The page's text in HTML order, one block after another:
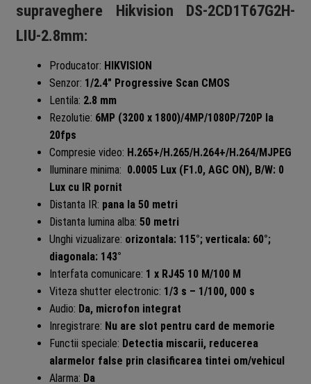
supraveghere Hikvision DS-2CD1T67G2H-
LIU-2.8mm:
Producator: HIKVISION
Senzor: 1/2.4″ Progressive Scan CMOS
Lentila: 2.8 mm
Rezolutie: 6MP (3200 x 1800)/4MP/1080P/720P la
20fps
Compresie video: H.265+/H.265/H.264+/H.264/MJPEG
Iluminare minima: 0.0005 Lux (F1.0, AGC ON), B/W: 0
Lux cu IR pornit
Distanta IR: pana la 50 metri
Distanta lumina alba: 50 metri
Unghi vizualizare: orizontala: 115°; verticala: 60°;
diagonala: 143°
Interfata comunicare: 1 x RJ45 10 M/100 M
Viteza shutter electronic: 1/3 s – 1/100, 000 s
Audio: Da, microfon integrat
Inregistrare: Nu are slot pentru card de memorie
Functii speciale: Detectia miscarii, reducerea
alarmelor false prin clasificarea tintei om/vehicul
Alarma: Da